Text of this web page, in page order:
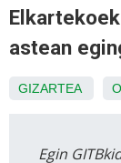
astean
GIZARTEA
Egin